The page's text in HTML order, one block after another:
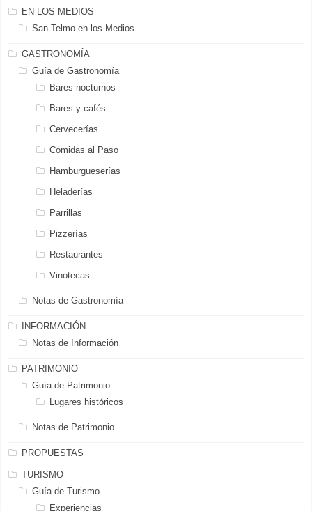
EN LOS MEDIOS
San Telmo en los Medios
GASTRONOMÍA
Guía de Gastronomía
Bares nocturnos
Bares y cafés
Cervecerías
Comidas al Paso
Hamburgueserías
Heladerías
Parrillas
Pizzerías
Restaurantes
Vinotecas
Notas de Gastronomía
INFORMACIÓN
Notas de Información
PATRIMONIO
Guía de Patrimonio
Lugares históricos
Notas de Patrimonio
PROPUESTAS
TURISMO
Guía de Turismo
Experiencias